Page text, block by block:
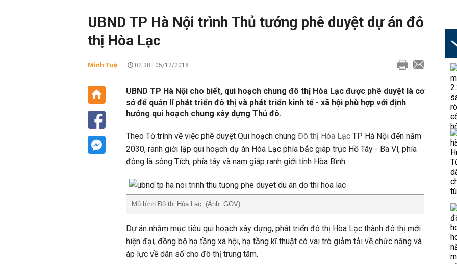
UBND TP Hà Nội trình Thủ tướng phê duyệt dự án đô
thị Hòa Lạc
Minh Tuệ 02:38 | 05/12/2018
UBND TP Hà Nội cho biết, qui hoạch chung đô thị Hòa Lạc được phê duyệt là cơ
sở để quản lí phát triển đô thị và phát triển kinh tế - xã hội phù hợp với định
hướng qui hoạch chung xây dựng Thủ đô.
Theo Tờ trình về việc phê duyệt Qui hoạch chung Đô thị Hòa Lạc TP Hà Nội đến năm
2030, ranh giới lập qui hoạch dự án Hòa Lạc phía bắc giáp trục Hồ Tây - Ba Vì, phía
đông là sông Tích, phía tây và nam giáp ranh giới tỉnh Hòa Bình.
Mô hình Đô thị Hòa Lạc. (Ảnh: GOV).
Dự án nhằm mục tiêu qui hoạch xây dựng, phát triển đô thị Hòa Lạc thành đô thị mới
hiện đại, đồng bộ hạ tầng xã hội, hạ tầng kĩ thuật có vai trò giảm tải về chức năng và
áp lực về dân số cho đô thị trung tâm.